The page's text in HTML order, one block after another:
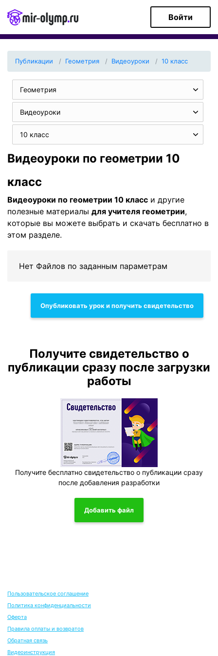
Войти
Публикации Геометрия Видеоуроки 10 класс
Геометрия
Видеоуроки
10 класс
Видеоуроки по геометрии 10
класс
Видеоуроки по геометрии 10 класс и другие
полезные материалы для учителя геометрии,
которые вы можете выбрать и скачать бесплатно в
этом разделе.
Нет Файлов по заданным параметрам
Опубликовать урок и получить свидетельство
Получите свидетельство о
публикации сразу после загрузки
работы
Получите бесплатно свидетельство о публикации сразу
после добавления разработки
Добавить файл
Пользовательское соглашение
Политика конфиденциальности
Оферта
Правила оплаты и возвратов
Обратная связь
Видеоинструкция